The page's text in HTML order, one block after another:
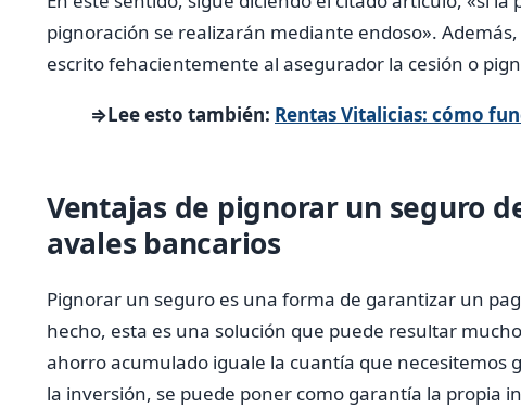
pignoración se realizarán mediante endoso».
escrito fehacientemente al asegurador la cesión o
⇒Lee esto también: Rentas Vitalicias: cómo
Ventajas de pignorar un seguro
avales bancarios
Pignorar un seguro es una forma de garantizar un
hecho, esta es una solución que puede resultar
ahorro acumulado iguale la cuantía que necesitemos
la inversión, se puede poner como garantía la propia